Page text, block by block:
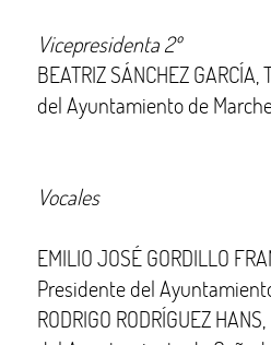
Vicepresidenta 2º
BEATRIZ SÁNCHEZ
del Ayuntamiento de
Vocales
EMILIO JOSÉ GORDILLO
Presidente del
RODRIGO RODRÍGUEZ